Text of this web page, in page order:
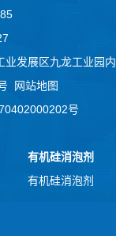
业发展区九龙工业园内
网站地图
号
有机硅消泡剂
有机硅消泡剂